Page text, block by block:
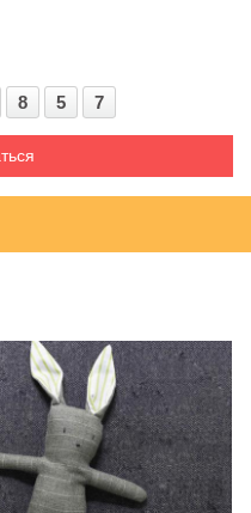
8 5 7